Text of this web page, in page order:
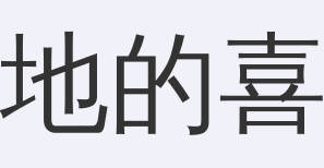
地的喜